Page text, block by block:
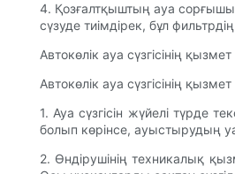
4. Қозғалтқыштың ауа
сүзуде тиімдірек, бұл
Автокөлік ауа сүзгісінің
Автокөлік ауа сүзгісінің
1. Ауа сүзгісін жүйелі түрде
болып көрінсе, ауыстырудың
2. Өндірушінің техникалық